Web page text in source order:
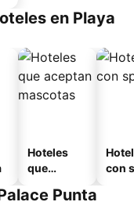
en Playa
Hoteles
que
mascotas
con
Punta